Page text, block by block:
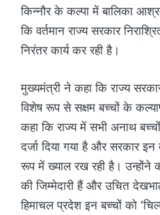
किन्नौर के कल्पा में बालिका
कि वर्तमान राज्य सरकार
निरंतर कार्य कर रही है।
मुख्यमंत्री ने कहा कि राज्य
विशेष रूप से सक्षम बच्चों के
कहा कि राज्य में सभी अनाथ
दर्जा दिया गया है और सरकार
रूप में ख्याल रख रही है। उन्होंने
की जिम्मेदारी हैं और उचित
हिमाचल प्रदेश इन बच्चों को